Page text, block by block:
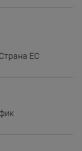
Страна ЕС